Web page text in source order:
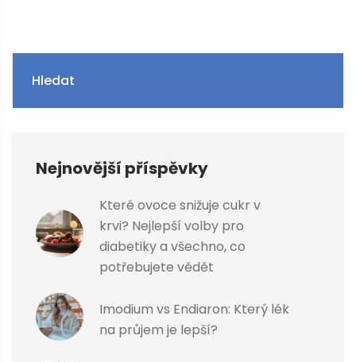
Hledat
Nejnovější příspěvky
Které ovoce snižuje cukr v
krvi? Nejlepší volby pro
diabetiky a všechno, co
potřebujete vědět
Imodium vs Endiaron: Který lék
na průjem je lepší?